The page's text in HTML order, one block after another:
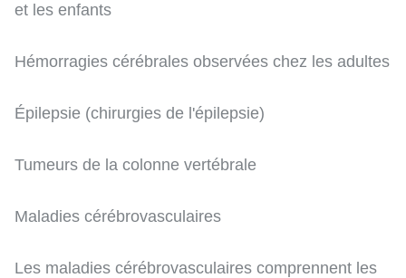
et les enfants
Hémorragies cérébrales observées chez les adultes
Épilepsie (chirurgies de l'épilepsie)
Tumeurs de la colonne vertébrale
Maladies cérébrovasculaires
Les maladies cérébrovasculaires comprennent les